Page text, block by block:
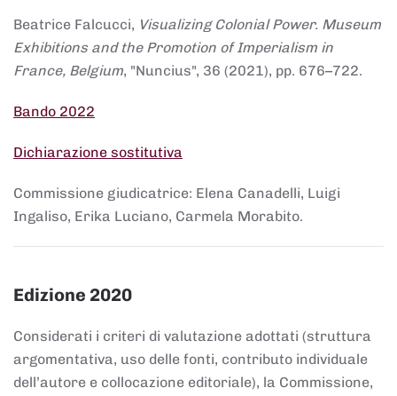
Beatrice Falcucci, Visualizing Colonial Power. Museum
Exhibitions and the Promotion of Imperialism in
France, Belgium, "Nuncius", 36 (2021), pp. 676–722.
Bando 2022
Dichiarazione sostitutiva
Commissione giudicatrice: Elena Canadelli, Luigi
Ingaliso, Erika Luciano, Carmela Morabito.
Edizione 2020
Considerati i criteri di valutazione adottati (struttura
argomentativa, uso delle fonti, contributo individuale
dell’autore e collocazione editoriale), la Commissione,